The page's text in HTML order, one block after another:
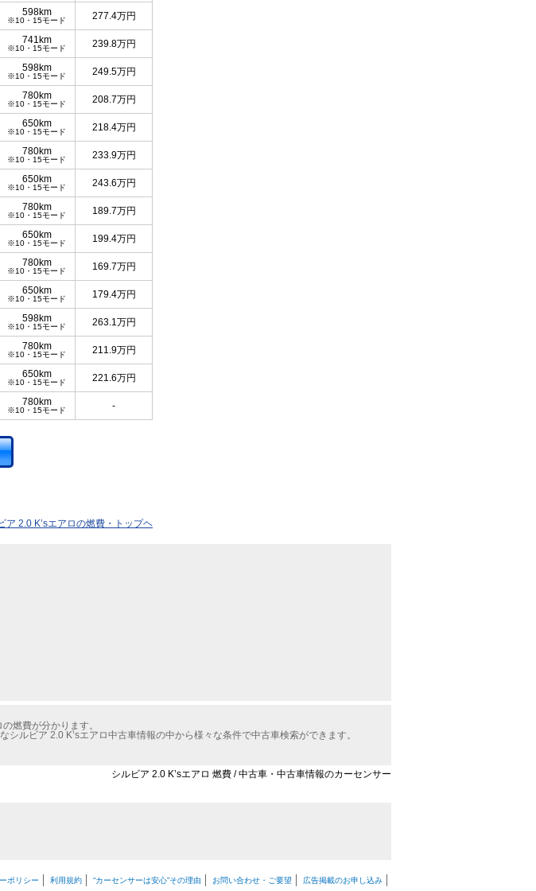
598km
※10・15モード 277.4万円
741km
※10・15モード 239.8万円
598km
※10・15モード 249.5万円
780km
※10・15モード 208.7万円
650km
※10・15モード 218.4万円
780km
※10・15モード 233.9万円
650km
※10・15モード 243.6万円
780km
※10・15モード 189.7万円
650km
※10・15モード 199.4万円
780km
※10・15モード 169.7万円
650km
※10・15モード 179.4万円
598km
※10・15モード 263.1万円
780km
※10・15モード 211.9万円
650km
※10・15モード 221.6万円
780km
※10・15モード -
ア 2.0 K’sエアロの燃費・トップヘ
燃費が分かります。
ルビア 2.0 K’sエアロ中古車情報の中から様々な条件で中古車検索ができます。
シルビア 2.0 K’sエアロ 燃費 / 中古車・中古車情報のカーセンサー
ポリシー 利用規約 “カーセンサーは安心”その理由 お問い合わせ・ご要望 広告掲載のお申し込み